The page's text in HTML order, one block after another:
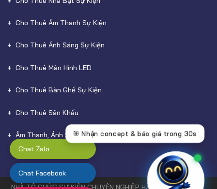
Cho Thuê Âm Thanh Sự Kiện
Cho Thuê Ánh Sáng Sự Kiện
Cho Thuê Màn Hình LED
Cho Thuê Bàn Ghế Sự Kiện
Cho Thuê Sân Khấu
Âm Thanh, Ánh Sáng
NHÀ TỔ CHỨC SỰ KIỆN CHUYÊN NGHIỆP HÀNG ĐẦU TẠI HCM,
Chat Zalo
Chat Facebook